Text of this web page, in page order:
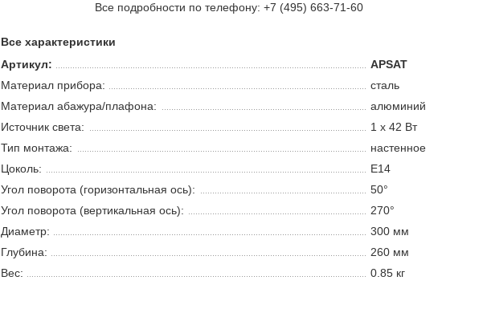
Все подробности по телефону: +7 (495) 663-71-60
Все характеристики
Артикул:
APSAT
Материал прибора:
сталь
Материал абажура/плафона:
алюминий
Источник света:
1 х 42 Вт
Тип монтажа:
настенное
Цоколь:
E14
Угол поворота (горизонтальная ось):
50°
Угол поворота (вертикальная ось):
270°
Диаметр:
300 мм
Глубина:
260 мм
Вес:
0.85 кг